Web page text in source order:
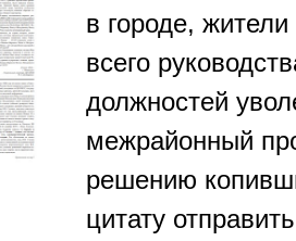
в городе,
всего
должностей
межрайонный
решению
цитату